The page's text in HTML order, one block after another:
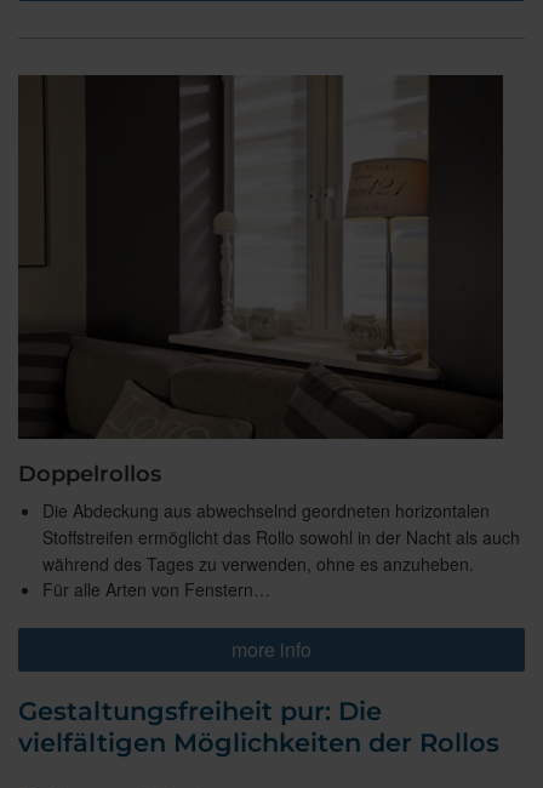
Doppelrollos
Die Abdeckung aus abwechselnd geordneten horizontalen
Stoffstreifen ermöglicht das Rollo sowohl in der Nacht als auch
während des Tages zu verwenden, ohne es anzuheben.
Für alle Arten von Fenstern…
more info
Gestaltungsfreiheit pur: Die
vielfältigen Möglichkeiten der Rollos